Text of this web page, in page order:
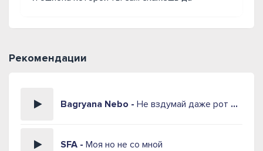
Рекомендации
Bagryana Nebo - Не вздумай даже рот открывать в мою сторону
SFA - Моя но не со мной